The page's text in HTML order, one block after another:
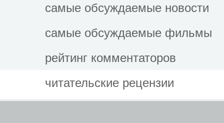
самые обсуждаемые новости
самые обсуждаемые фильмы
рейтинг комментаторов
читательские рецензии